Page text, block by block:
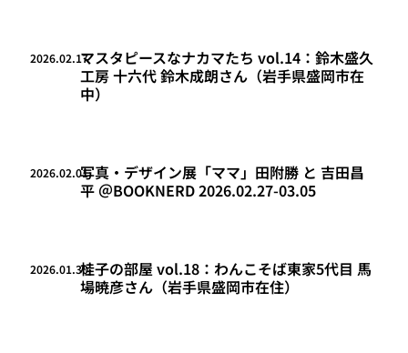
2026.02.17マスタピースなナカマたち vol.14：鈴木盛久
工房 十六代 鈴木成朗さん（岩手県盛岡市在
中）
2026.02.01写真・デザイン展「ママ」田附勝 と 吉田昌
平 ＠BOOKNERD 2026.02.27-03.05
2026.01.30桂子の部屋 vol.18：わんこそば東家5代目 馬
場暁彦さん（岩手県盛岡市在住）